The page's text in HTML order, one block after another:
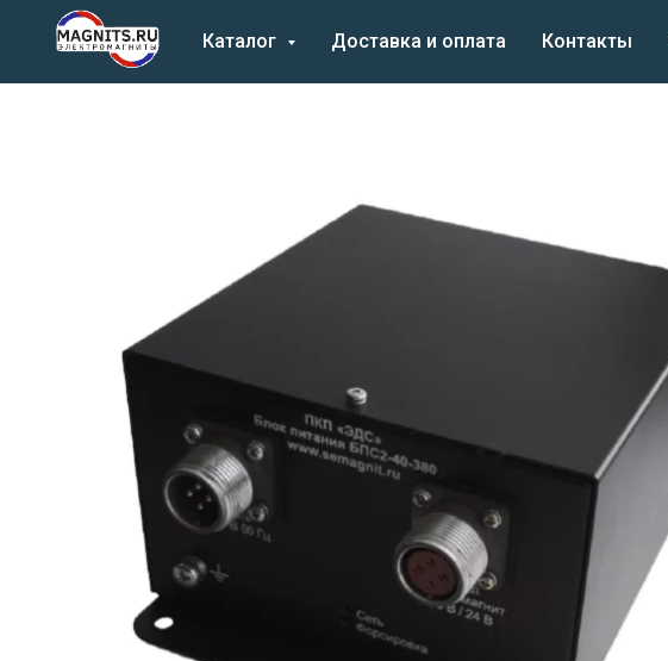
Каталог Доставка и оплата Контакты